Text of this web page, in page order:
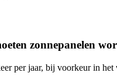
zonnepanelen
per jaar, bij voorkeur in